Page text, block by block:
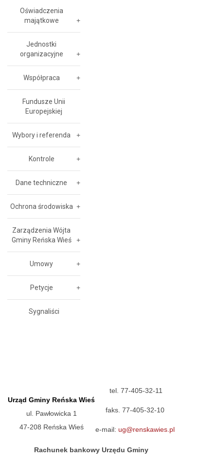
Oświadczenia
majątkowe
Jednostki
organizacyjne
Współpraca
Fundusze Unii
Europejskiej
Wybory i referenda
Kontrole
Dane techniczne
Ochrona środowiska
Zarządzenia Wójta
Gminy Reńska Wieś
Umowy
Petycje
Sygnaliści
Urząd Gminy Reńska Wieś
ul. Pawłowicka 1
47-208 Reńska Wieś
tel. 77-405-32-11
faks. 77-405-32-10
e-mail: ug@renskawies.pl
Rachunek bankowy Urzędu Gminy